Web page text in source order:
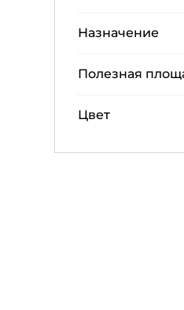
Назначение
для улицы
для фронтона
Полезная
Цвет